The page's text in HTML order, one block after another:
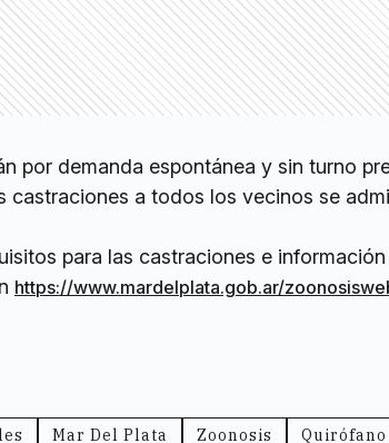
por demanda espontánea y sin turno
castraciones a todos los vecinos se
para las castraciones e
https://www.mardelplata.gob.ar/
Mar Del Plata Zoonosis Quirófano